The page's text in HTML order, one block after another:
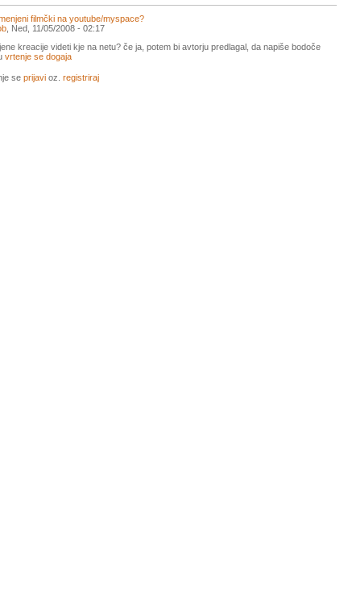
filmčki na youtube/myspace?
, Ned, 11/05/2008 - 02:17
kreacije videti kje na netu? če ja, potem bi avtorju predlagal, da napiše bodoče
vrtenje se dogaja
se prijavi oz. registriraj